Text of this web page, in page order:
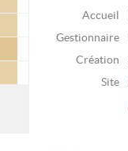
Accueil
Gestionnaire
Création
Site